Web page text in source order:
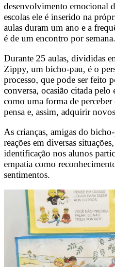
desenvolvimento emocional
escolas ele é inserido na
aulas duram um ano e a
é de um encontro por semana.
Durante 25 aulas, divididas
Zippy, um bicho-pau, é o
processo, que pode ser feito
conversa, ocasião citada pelo
como uma forma de
pensa e, assim, adquirir
As crianças, amigas do
reações em diversas
identificação nos alunos
empatia como
sentimentos.